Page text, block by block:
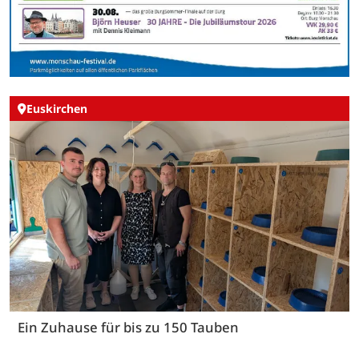
Euskirchen
Ein Zuhause für bis zu 150 Tauben